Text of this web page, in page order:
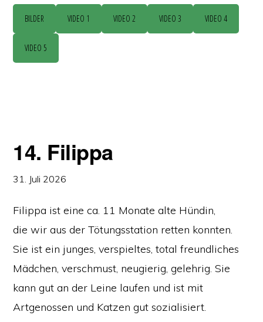
BILDER VIDEO 1 VIDEO 2 VIDEO 3 VIDEO 4
VIDEO 5
14. Filippa
31. Juli 2026
Filippa ist eine ca. 11 Monate alte Hündin,
die wir aus der Tötungsstation retten konnten.
Sie ist ein junges, verspieltes, total freundliches
Mädchen, verschmust, neugierig, gelehrig. Sie
kann gut an der Leine laufen und ist mit
Artgenossen und Katzen gut sozialisiert.